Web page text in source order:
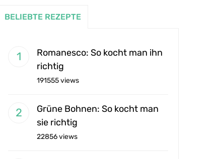
BELIEBTE REZEPTE
Romanesco: So kocht man ihn
richtig
191555 views
Grüne Bohnen: So kocht man
sie richtig
22856 views